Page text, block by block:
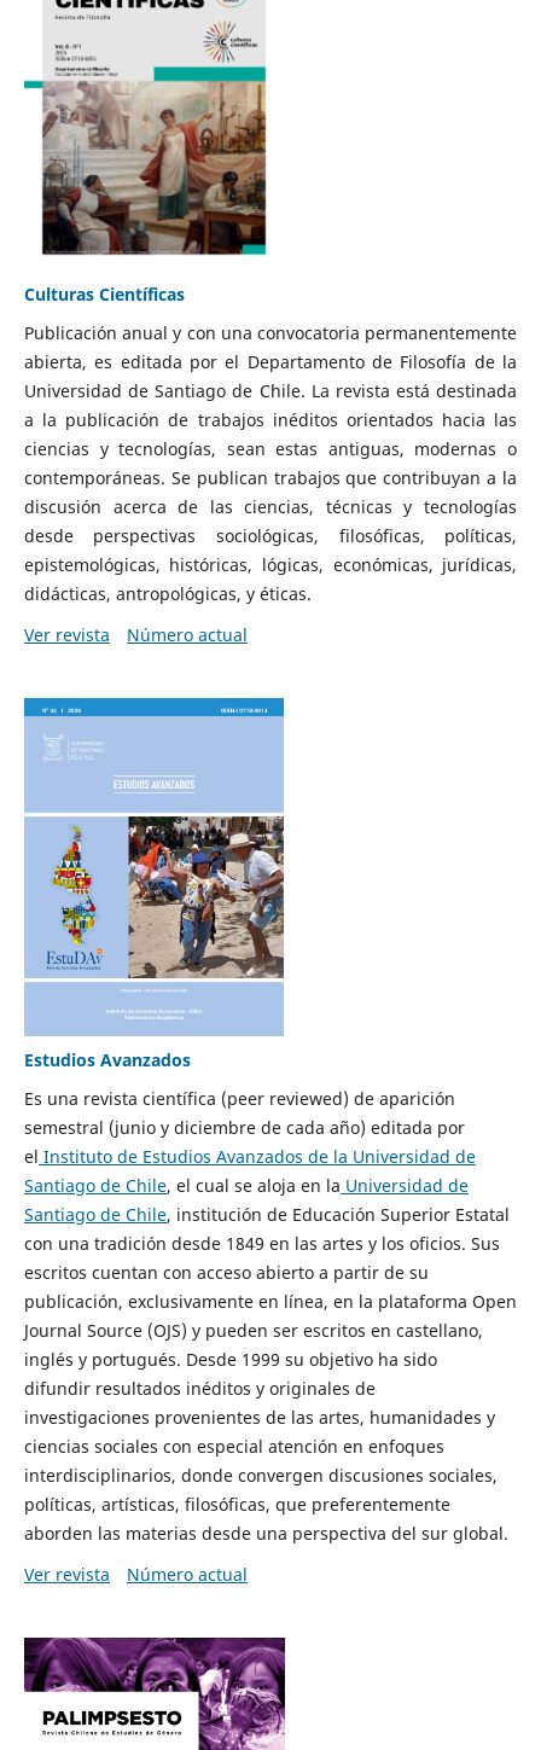
Culturas Científicas
Publicación anual y con una convocatoria permanentemente
abierta, es editada por el Departamento de Filosofía de la
Universidad de Santiago de Chile. La revista está destinada
a la publicación de trabajos inéditos orientados hacia las
ciencias y tecnologías, sean estas antiguas, modernas o
contemporáneas. Se publican trabajos que contribuyan a la
discusión acerca de las ciencias, técnicas y tecnologías
desde perspectivas sociológicas, filosóficas, políticas,
epistemológicas, históricas, lógicas, económicas, jurídicas,
didácticas, antropológicas, y éticas.
Ver revista
Número actual
Estudios Avanzados
Es una revista científica (peer reviewed) de aparición
semestral (junio y diciembre de cada año) editada por
el Instituto de Estudios Avanzados de la Universidad de
Santiago de Chile, el cual se aloja en la Universidad de
Santiago de Chile, institución de Educación Superior Estatal
con una tradición desde 1849 en las artes y los oficios. Sus
escritos cuentan con acceso abierto a partir de su
publicación, exclusivamente en línea, en la plataforma Open
Journal Source (OJS) y pueden ser escritos en castellano,
inglés y portugués. Desde 1999 su objetivo ha sido
difundir resultados inéditos y originales de
investigaciones provenientes de las artes, humanidades y
ciencias sociales con especial atención en enfoques
interdisciplinarios, donde convergen discusiones sociales,
políticas, artísticas, filosóficas, que preferentemente
aborden las materias desde una perspectiva del sur global.
Ver revista
Número actual